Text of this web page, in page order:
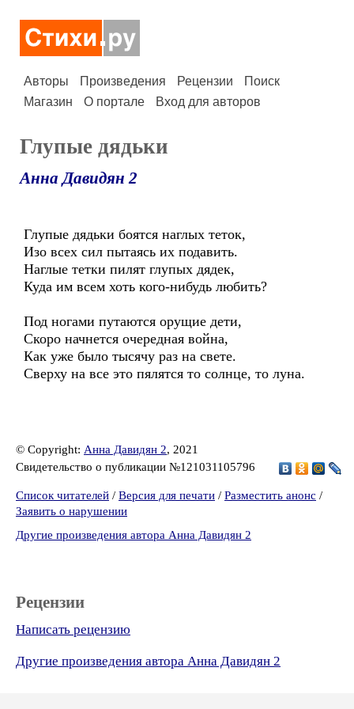
Авторы Произведения Рецензии
Поиск
Магазин
О портале Вход для авторов
Глупые дядьки
Анна Давидян 2
Глупые дядьки боятся наглых теток,
Изо всех сил пытаясь их подавить.
Наглые тетки пилят глупых дядек,
Куда им всем хоть кого-нибудь любить?
Под ногами путаются орущие дети,
Скоро начнется очередная война,
Как уже было тысячу раз на свете.
Сверху на все это пялятся то солнце, то луна.
© Copyright: Анна Давидян 2, 2021
Свидетельство о публикации №121031105796
Список читателей / Версия для печати / Разместить анонс /
Заявить о нарушении
Другие произведения автора Анна Давидян 2
Рецензии
Написать рецензию
Другие произведения автора Анна Давидян 2